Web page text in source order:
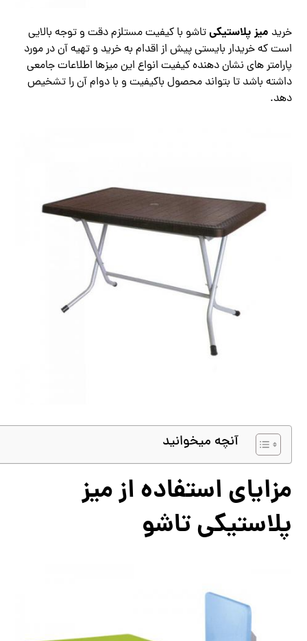
خرید میز پلاستیکیتاشو با کیفیت مستلزم دقت و توجه بالایی
است که خریدار بایستی پیش از اقدام به خرید و تهیه آن در مورد
پارامتر های نشان دهنده کیفیت انواع این میزها اطلاعات جامعی
داشته باشد تا بتواند محصول باکیفیت و با دوام آن را تشخیص
دهد.
آنچه میخوانید
مزایای استفاده از میز
پلاستیکی تاشو